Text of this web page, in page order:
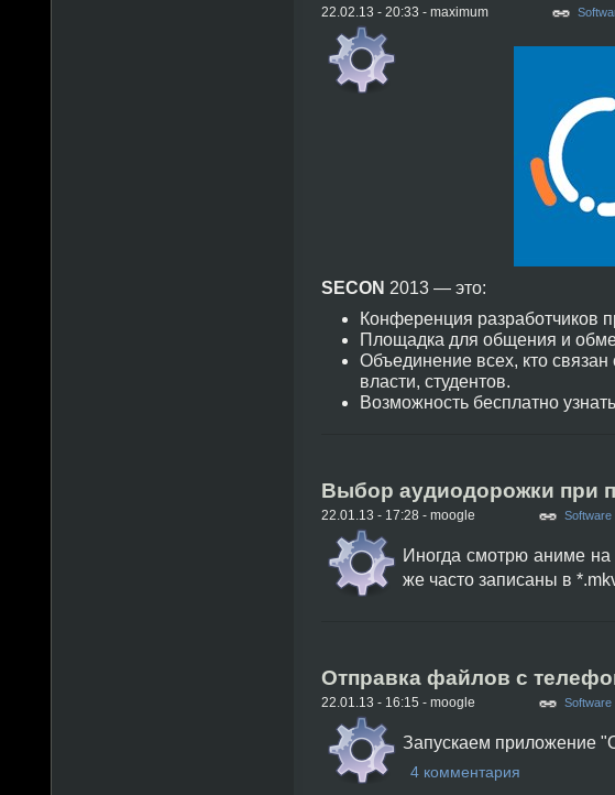
22.02.13 - 20:33 - maximum
SECON 2013 — это:
Конференция разработчиков
Площадка для общения и
Объединение всех, кто
власти, студентов.
Возможность бесплатно
Выбор аудиодорожки при
22.01.13 - 17:28 - moogle Software
Иногда смотрю аниме
же часто записаны в
Отправка файлов с
22.01.13 - 16:15 - moogle Software
Запускаем приложение
4 комментария